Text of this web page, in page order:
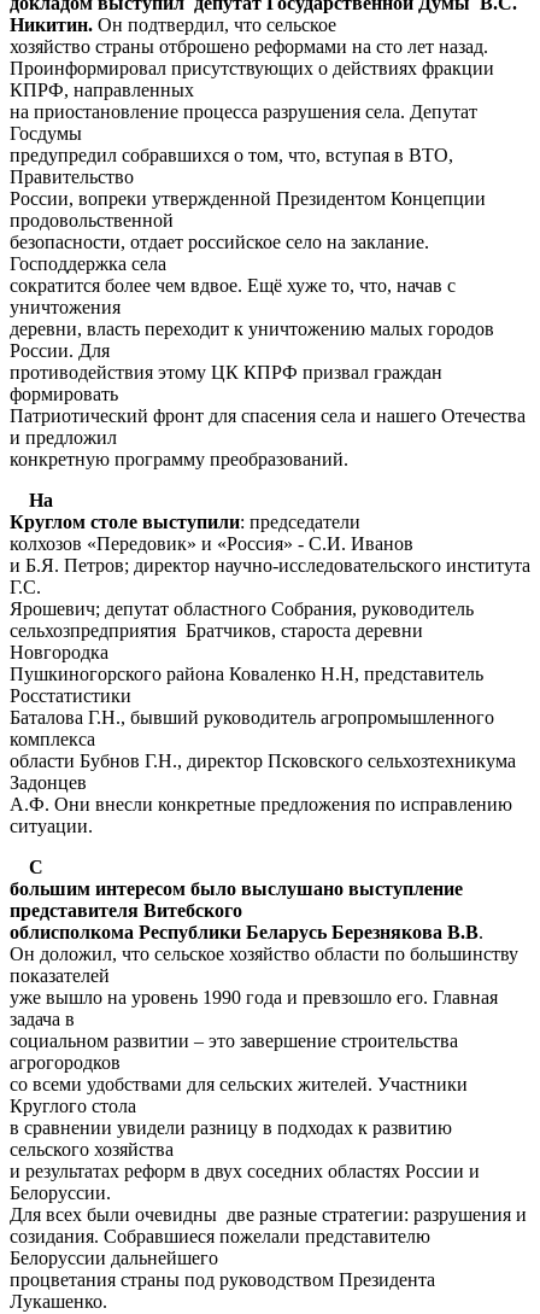
Никитин. Он подтвердил, что сельское
хозяйство страны отброшено реформами на сто лет назад.
Проинформировал присутствующих о действиях фракции
КПРФ, направленных
на приостановление процесса разрушения села. Депутат
Госдумы
предупредил собравшихся о том, что, вступая в ВТО,
Правительство
России, вопреки утвержденной Президентом Концепции
продовольственной
безопасности, отдает российское село на заклание.
Господдержка села
сократится более чем вдвое. Ещё хуже то, что, начав с
уничтожения
деревни, власть переходит к уничтожению малых городов
России. Для
противодействия этому ЦК КПРФ призвал граждан
формировать
Патриотический фронт для спасения села и нашего Отечества
и предложил
конкретную программу преобразований.
На
Круглом столе выступили: председатели
колхозов «Передовик» и «Россия» - С.И. Иванов
и Б.Я. Петров; директор научно-исследовательского института
Г.С.
Ярошевич; депутат областного Собрания, руководитель
сельхозпредприятия Братчиков, староста деревни
Новгородка
Пушкиногорского района Коваленко Н.Н, представитель
Росстатистики
Баталова Г.Н., бывший руководитель агропромышленного
комплекса
области Бубнов Г.Н., директор Псковского сельхозтехникума
Задонцев
А.Ф. Они внесли конкретные предложения по исправлению
ситуации.
С
большим интересом было выслушано выступление
представителя Витебского
облисполкома Республики Беларусь Березнякова В.В.
Он доложил, что сельское хозяйство области по большинству
показателей
уже вышло на уровень 1990 года и превзошло его. Главная
задача в
социальном развитии – это завершение строительства
агрогородков
со всеми удобствами для сельских жителей. Участники
Круглого стола
в сравнении увидели разницу в подходах к развитию
сельского хозяйства
и результатах реформ в двух соседних областях России и
Белоруссии.
Для всех были очевидны две разные стратегии: разрушения и
созидания. Собравшиеся пожелали представителю
Белоруссии дальнейшего
процветания страны под руководством Президента
Лукашенко.